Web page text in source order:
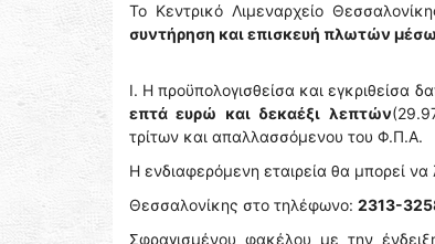
Το Κεντρικό Λιμεναρχείο
συντήρηση και επισκευή πλωτών
Ι. Η προϋπολογισθείσα και εγκριθείσα
επτά ευρώ και δεκαέξι λεπτών
τρίτων και απαλλασσόμενου του Φ.Π.Α.
Η ενδιαφερόμενη εταιρεία θα μπορεί
Θεσσαλονίκης στο τηλέφωνο: 2313-
Σφραγισμένου φακέλου με την